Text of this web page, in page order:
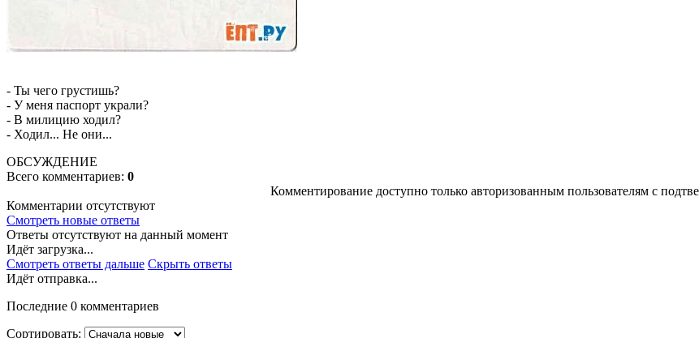
- Ты чего грустишь?
- У меня паспорт украли?
- В милицию ходил?
- Ходил... Не они...
ОБСУЖДЕНИЕ
Всего комментариев: 0
Комментирование доступно только авторизованным пользователям с
Комментарии отсутствуют
Смотреть новые ответы
Ответы отсутствуют на данный момент
Идёт загрузка...
Смотреть ответы дальше Скрыть ответы
Идёт отправка...
Последние 0 комментариев
Сортировать: